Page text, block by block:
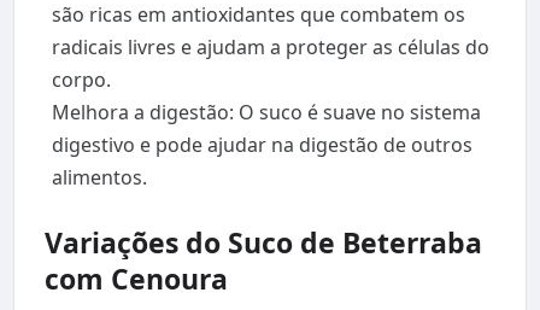
são ricas em antioxidantes que combatem os
radicais livres e ajudam a proteger as células do
corpo.
Melhora a digestão: O suco é suave no sistema
digestivo e pode ajudar na digestão de outros
alimentos.
Variações do Suco de Beterraba
com Cenoura